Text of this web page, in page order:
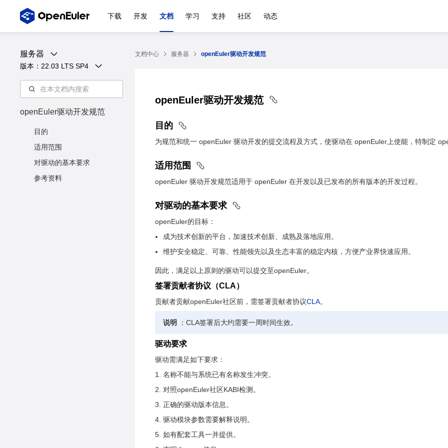
下载 开发 文档 学习 支持 社区 动态
服务器
版本： 22.03 LTS SP4
openEuler驱动开发规范
目的
适用范围
对驱动的基本要求
参考资料
文档中心 服务器 openEuler驱动开发规范
openEuler驱动开发规范
目的
为规范和统一 openEuler 驱动开发的提交流程及方式，使驱动在 openEuler上使能，特制定
适用范围
openEuler 驱动开发规范适用于 openEuler 在开发以及已发布的所有版本的开发过程。
对驱动的基本要求
openEuler的目标：
成为技术创新的平台，加速技术创新、成熟及落地应用。
维护安全稳定、可靠、性能领先以及生态丰富的稳定内核，方便产业界快速应用。
因此，满足以上原则的驱动可以提交至openEuler。
签署贡献者协议（CLA）
贡献者贡献openEuler社区前，需签署贡献者协议CLA。
说明 ：CLA签署后大约需要一周时间生效。
驱动要求
驱动需满足如下要求：
名称不能与系统已有名称发生冲突。
对照openEuler社区KABI检测。
正确的驱动版本信息。
驱动模块参数需要解释说明。
如有配套工具一并提供。